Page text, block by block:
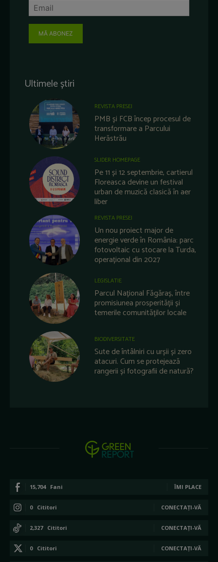
MĂ ABONEZ
Ultimele știri
REVISTA PRESEI
PMB și FCB încep procesul de
transformare a Parcului
Herăstrău
SLIDER HOMEPAGE
Pe 11 și 12 septembrie, cartierul
Floreasca devine un festival
urban de muzică clasică în aer
liber
REVISTA PRESEI
Un nou proiect major de
energie verde în România: parc
fotovoltaic cu stocare la Turda,
operațional din 2027
LEGISLATIE
Parcul Național Făgăraș, între
promisiunea prosperității și
temerile comunităților locale
BIODIVERSITATE
Sute de întâlniri cu urșii și zero
atacuri. Cum se protejează
rangerii și fotografii de natură?
15,704 Fani ÎMI PLACE
0 Cititori CONECTAȚI-VĂ
2,327 Cititori CONECTAȚI-VĂ
0 Cititori CONECTAȚI-VĂ